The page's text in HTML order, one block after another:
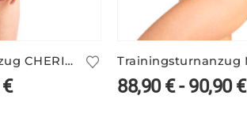
Hellblauer Turnanzug CHERIE/2 mit Sternmotiv
€ 88,90€-90,90€